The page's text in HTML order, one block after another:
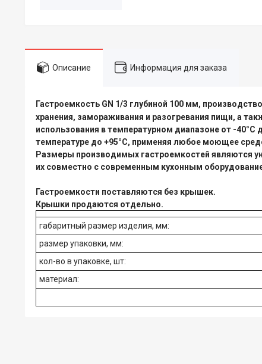
Описание Информация для заказа
Гастроемкость GN 1/3 глубиной 100 мм,
хранения, замораживания и разогревания пищи, а
использования в температурном диапазоне от -
температуре до +95°С, применяя любое моющее
Размеры производимых гастроемкостей являются
их совместно с современным кухонным
Гастроемкости поставляются без крышек.
Крышки продаются отдельно.
габаритный размер изделия, мм:
размер упаковки, мм:
кол-во в упаковке, шт:
материал: